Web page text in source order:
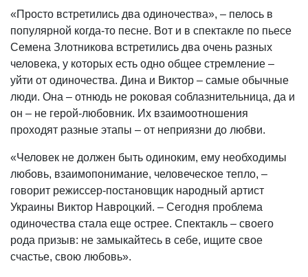
«Просто встретились два одиночества», – пелось в
популярной когда-то песне. Вот и в спектакле по пьесе
Семена Злотникова встретились два очень разных
человека, у которых есть одно общее стремление –
уйти от одиночества. Дина и Виктор – самые обычные
люди. Она – отнюдь не роковая соблазнительница, да и
он – не герой-любовник. Их взаимоотношения
проходят разные этапы – от неприязни до любви.
«Человек не должен быть одиноким, ему необходимы
любовь, взаимопонимание, человеческое тепло, –
говорит режиссер-постановщик народный артист
Украины Виктор Навроцкий. – Сегодня проблема
одиночества стала еще острее. Спектакль – своего
рода призыв: не замыкайтесь в себе, ищите свое
счастье, свою любовь».